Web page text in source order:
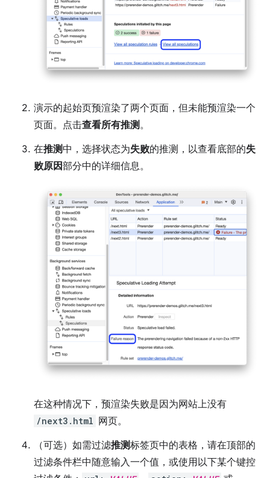
演示的起始页预渲染了两个页面，但未能预渲染一个
页面。点击查看所有推测。
在推测中，选择状态为失败的推测，以查看底部的失
败原因部分中的详细信息。
在这种情况下，预渲染失败是因为网站上没有
/next3.html 网页。
（可选）如需过滤推测标签页中的表格，请在顶部的
过滤条件栏中随意输入一个值，或使用以下某个键控